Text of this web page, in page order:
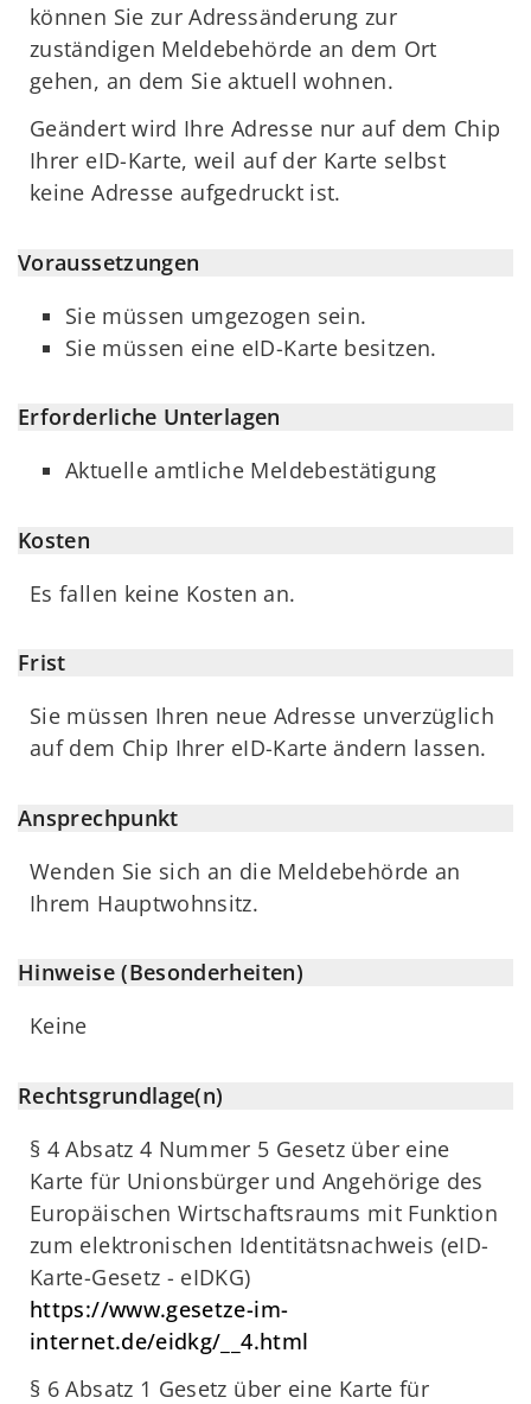
können Sie zur Adressänderung zur
zuständigen Meldebehörde an dem Ort
gehen, an dem Sie aktuell wohnen.
Geändert wird Ihre Adresse nur auf dem Chip
Ihrer eID-Karte, weil auf der Karte selbst
keine Adresse aufgedruckt ist.
Voraussetzungen
Sie müssen umgezogen sein.
Sie müssen eine eID-Karte besitzen.
Erforderliche Unterlagen
Aktuelle amtliche Meldebestätigung
Kosten
Es fallen keine Kosten an.
Frist
Sie müssen Ihren neue Adresse unverzüglich
auf dem Chip Ihrer eID-Karte ändern lassen.
Ansprechpunkt
Wenden Sie sich an die Meldebehörde an
Ihrem Hauptwohnsitz.
Hinweise (Besonderheiten)
Keine
Rechtsgrundlage(n)
§ 4 Absatz 4 Nummer 5 Gesetz über eine
Karte für Unionsbürger und Angehörige des
Europäischen Wirtschaftsraums mit Funktion
zum elektronischen Identitätsnachweis (eID-
Karte-Gesetz - eIDKG)
https://www.gesetze-im-
internet.de/eidkg/__4.html
§ 6 Absatz 1 Gesetz über eine Karte für